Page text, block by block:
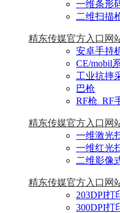
一维条形
二维扫描
精东传媒官方入口网
安卓手持
CE/mobil
工业抗摔
巴枪
RF枪_RF
精东传媒官方入口网
一维激光
一维红光
二维影像
精东传媒官方入口网
203DPI打
300DPI打